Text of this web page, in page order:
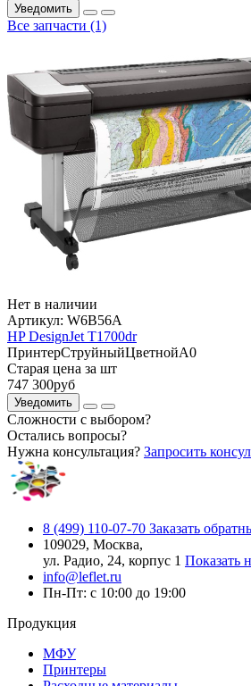
Уведомить
Все запчасти (1)
Нет в наличии
Артикул: W6B56A
HP DesignJet T1700dr
ПринтерСтруйныйЦветнойA0
Старая цена за шт
747 300руб
Уведомить
Сложности с выбором?
Остались вопросы?
Нужна консультация? Запросить
8 (499) 110-07-70 Заказать
109029, Москва,
ул. Радио, 24, корпус 1 Показать
info@leflet.ru
Пн-Пт: с 10:00 до 19:00
Продукция
МФУ
Принтеры